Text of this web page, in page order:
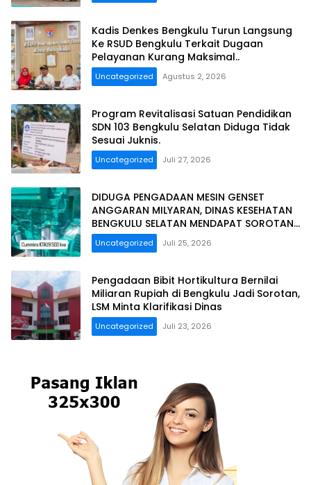
Kadis Denkes Bengkulu Turun Langsung
Ke RSUD Bengkulu Terkait Dugaan
Pelayanan Kurang Maksimal..
Uncategorized Agustus 2, 2026
Program Revitalisasi Satuan Pendidikan
SDN 103 Bengkulu Selatan Diduga Tidak
Sesuai Juknis.
Uncategorized Juli 27, 2026
DIDUGA PENGADAAN MESIN GENSET
ANGGARAN MILYARAN, DINAS KESEHATAN
BENGKULU SELATAN MENDAPAT SOROTAN
MASYARAKAT RELASI PUBLIK.
Uncategorized Juli 25, 2026
Pengadaan Bibit Hortikultura Bernilai
Miliaran Rupiah di Bengkulu Jadi Sorotan,
LSM Minta Klarifikasi Dinas
Uncategorized Juli 23, 2026